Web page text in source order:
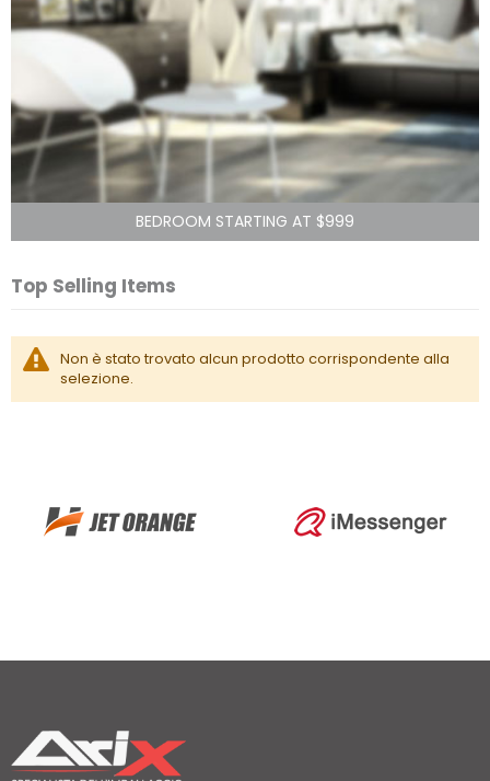
BEDROOM STARTING AT $999
Top Selling Items
Non è stato trovato alcun prodotto corrispondente alla
selezione.